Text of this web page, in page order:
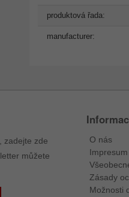
produktová řada:
manufacturer:
zadejte zde
můžete
O nás
Impresum
Zásady
Možnosti